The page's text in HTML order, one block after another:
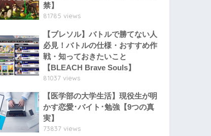
禁】
81785 views
【ブレソル】バトルで勝てない人
必見！バトルの仕様・おすすめ作
戦・知っておきたいこと
【BLEACH Brave Souls】
81037 views
【医学部の大学生活】現役生が明
かす恋愛･バイト･勉強【9つの真
実】
73837 views